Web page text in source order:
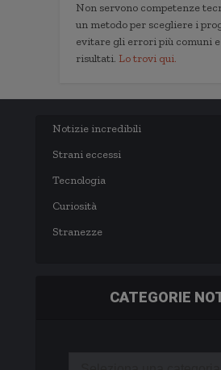
Non servono competenze
un metodo per scegliere i
evitare gli errori più comuni
risultati. Lo trovi qui.
Notizie incredibili
Strani eccessi
Tecnologia
Curiosità
Stranezze
CATEGORIE